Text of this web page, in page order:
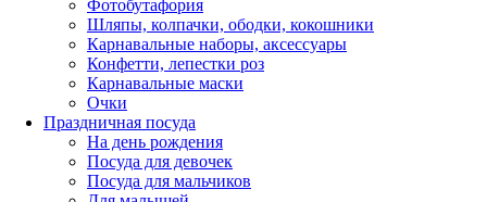
Фотобутафория
Шляпы, колпачки, ободки, кокошники
Карнавальные наборы, аксессуары
Конфетти, лепестки роз
Карнавальные маски
Очки
Праздничная посуда
На день рождения
Посуда для девочек
Посуда для мальчиков